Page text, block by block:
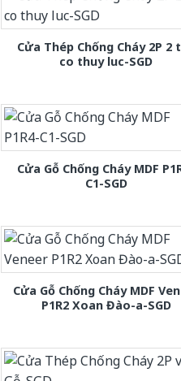
Cửa Thép Chống Cháy 2P 2
co thuy luc-SGD
Cửa Gỗ Chống Cháy MDF
C1-SGD
Cửa Gỗ Chống Cháy MDF
P1R2 Xoan Đào-a-SGD